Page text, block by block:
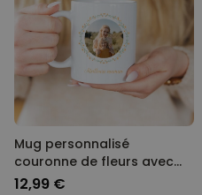
Mug personnalisé
couronne de fleurs avec
photo et texte
12,99 €